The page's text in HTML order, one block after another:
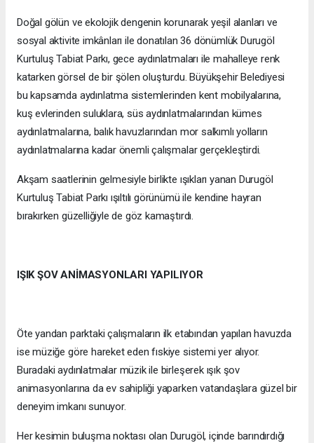
Doğal gölün ve ekolojik dengenin korunarak yeşil alanları ve
sosyal aktivite imkânları ile donatılan 36 dönümlük Durugöl
Kurtuluş Tabiat Parkı, gece aydınlatmaları ile mahalleye renk
katarken görsel de bir şölen oluşturdu. Büyükşehir Belediyesi
bu kapsamda aydınlatma sistemlerinden kent mobilyalarına,
kuş evlerinden suluklara, süs aydınlatmalarından kümes
aydınlatmalarına, balık havuzlarından mor salkımlı yolların
aydınlatmalarına kadar önemli çalışmalar gerçekleştirdi.
Akşam saatlerinin gelmesiyle birlikte ışıkları yanan Durugöl
Kurtuluş Tabiat Parkı ışıltılı görünümü ile kendine hayran
bırakırken güzelliğiyle de göz kamaştırdı.
IŞIK ŞOV ANİMASYONLARI YAPILIYOR
Öte yandan parktaki çalışmaların ilk etabından yapılan havuzda
ise müziğe göre hareket eden fıskiye sistemi yer alıyor.
Buradaki aydınlatmalar müzik ile birleşerek ışık şov
animasyonlarına da ev sahipliği yaparken vatandaşlara güzel bir
deneyim imkanı sunuyor.
Her kesimin buluşma noktası olan Durugöl, içinde barındırdığı